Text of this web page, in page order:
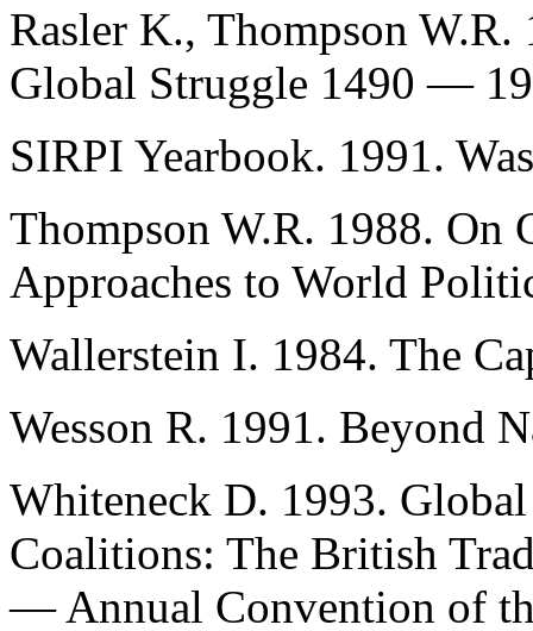
Rasler K., Thompson W.R.
Global Struggle 1490 —
SIRPI Yearbook. 1991.
Thompson W.R. 1988. On
Approaches to World
Wallerstein I. 1984. The
Wesson R. 1991. Beyond
Whiteneck D. 1993.
Coalitions: The British
— Annual Convention of